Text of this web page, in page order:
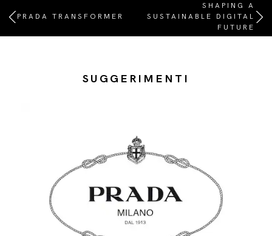
PRADA TRANSFORMER
SHAPING A
SUSTAINABLE DIGITAL
FUTURE
SUGGERIMENTI